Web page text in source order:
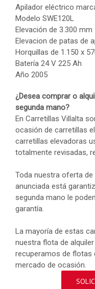
Apilador eléctrico
Modelo SWE120L
Elevación de 3.300 mm
Elevacion de patas de
Horquillas de 1.150 x
Batería 24 V 225 Ah
Año 2005
¿Desea comprar o
segunda mano?
En Carretillas Villalta
ocasión de carretillas
carretillas elevadoras
totalmente revisadas,
Toda nuestra oferta
anunciada está
segunda mano le
garantía.
La mayoría de estas
nuestra flota de
recuperamos de flotas
mercado de ocasión.